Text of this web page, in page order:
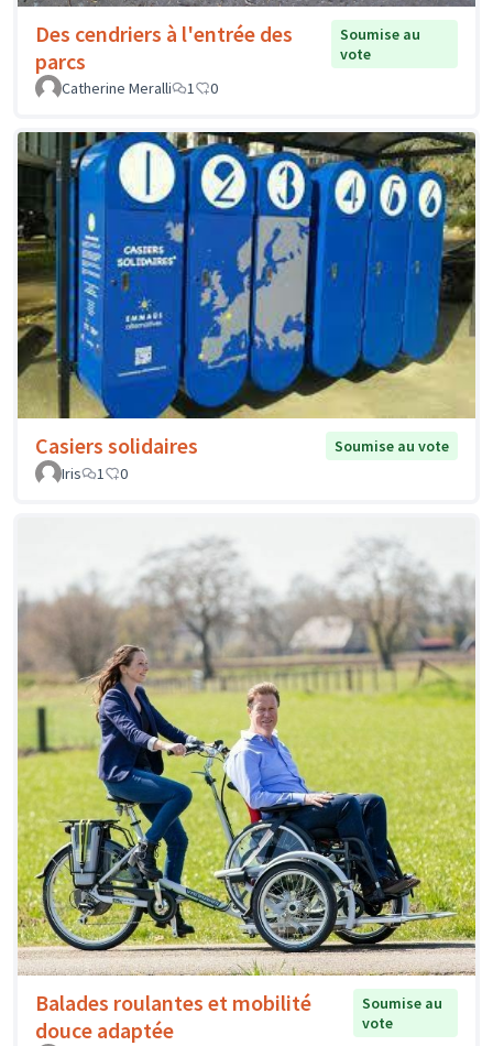
Des cendriers à l'entrée des
parcs
Soumise au
vote
Catherine Meralli
1 0
Casiers solidaires
Soumise au vote
Iris
1 0
Balades roulantes et mobilité
douce adaptée
Soumise au
vote